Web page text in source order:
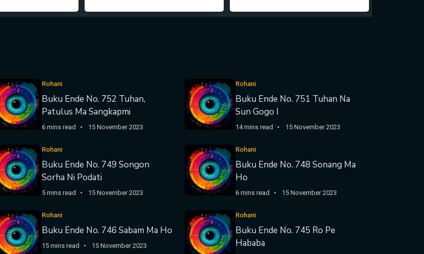
Rohani
Buku Ende No. 752 Tuhan,
Patulus Ma Sangkapmi
6 mins read 15 November 2023
Rohani
Buku Ende No. 751 Tuhan Na
Sun Gogo I
14 mins read 15 November 2023
Rohani
Buku Ende No. 749 Songon
Sorha Ni Podati
5 mins read 15 November 2023
Rohani
Buku Ende No. 748 Sonang Ma
Ho
6 mins read 15 November 2023
Rohani
Buku Ende No. 746 Sabam Ma Ho
15 mins read 15 November 2023
Rohani
Buku Ende No. 745 Ro Pe
Hababa